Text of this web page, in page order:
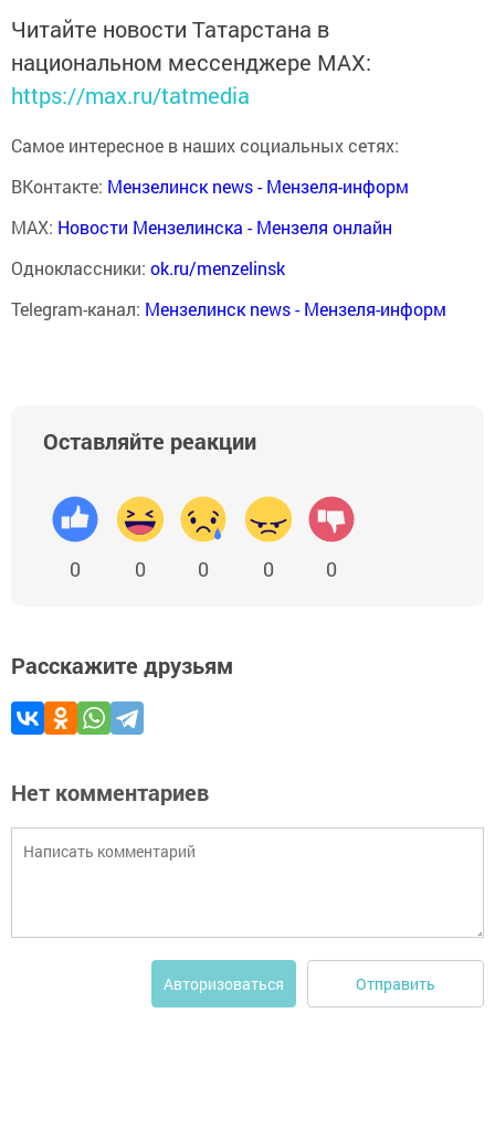
Читайте новости Татарстана в
национальном мессенджере MАХ:
https://max.ru/tatmedia
Самое интересное в наших социальных сетях:
ВКонтакте: Мензелинск news - Мензеля-информ
MAX: Новости Мензелинска - Мензеля онлайн
Одноклассники: ok.ru/menzelinsk
Telegram-канал: Мензелинск news - Мензеля-информ
Оставляйте реакции
0 0 0 0 0
Расскажите друзьям
Нет комментариев
Авторизоваться Отправить